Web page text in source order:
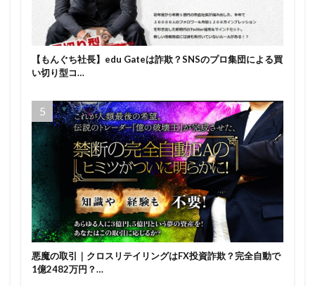
【もんぐち社長】edu Gateは詐欺？SNSのプロ集団による買
い切り型コ…
悪魔の取引｜クロスリテイリングはFX投資詐欺？完全自動で
1億2482万円？…